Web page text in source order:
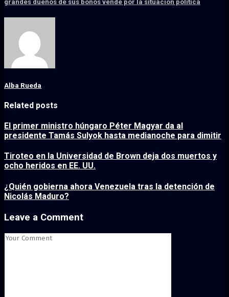
grandes dueños de sus bonos vende por la situación política
Alba Rueda
Related posts
El primer ministro húngaro Péter Magyar da al
presidente Tamás Sulyok hasta medianoche para dimitir
Tiroteo en la Universidad de Brown deja dos muertos y
ocho heridos en EE. UU.
¿Quién gobierna ahora Venezuela tras la detención de
Nicolás Maduro?
Leave a Comment